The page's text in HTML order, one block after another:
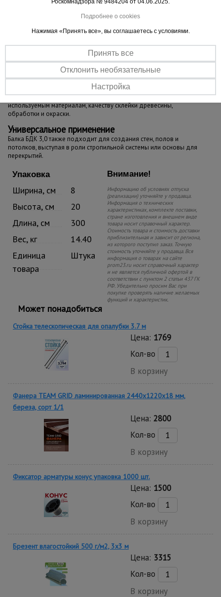
Большая оборачиваемость
Выдерживает множество эксплуатационных циклов благодаря
используемым материалам, качеству склейки древесины,
обработки и окраски.
Универсальное применение
Балка БДК 3,0 также подходит для создания стен, полов и
потолков, выступая в роли стропильной системы или основы для
перекрытий.
Упаковка
Ширина, см
8
Высота, см
20
Длина, см
300
Вес, кг
14.40
Единица
товара
Штука
Внимание!
Информацию об условиях отпуска
(реализации) уточняйте у продавца.
Информация о технических
характеристиках, комплекте поставки,
стране изготовления и внешнем виде
товара носит справочный характер.
Стоимость товара и стоимость доставки
приблизительная и зависит от региона,
из которого поступил заказ. Точную
стоимость уточняйте у продавца. Вся
информация о товарах на сайте
prom23.ru носит справочный характер
и не является публичной офертой в
соответствии с пунктом 2 статьи 437 ГК
РФ. Убедительно просим Вас при
покупке проверять наличие желаемых
функций и характеристик.
Может понадобиться
Стойка телескопическая для опалубки 3.7 м
Цена: 1769
Кол-во
В корзину
Фанера TEAM GRID ламинированная 2440х1220х18 мм,
береза, сорт 1/1
Цена: 2800
Кол-во
В корзину
Фиксатор арматуры конус упаковка 1000 шт.
Цена: 1500
Кол-во
В корзину
Брезент влагостойкий 500 г/м2, 3х3 м
Цена: 3315
Кол-во
В корзину
Подробнее о cookies
Нажимая «Принять все», вы соглашаетесь с условиями.
Принять все
Отклонить необязательные
Настройка